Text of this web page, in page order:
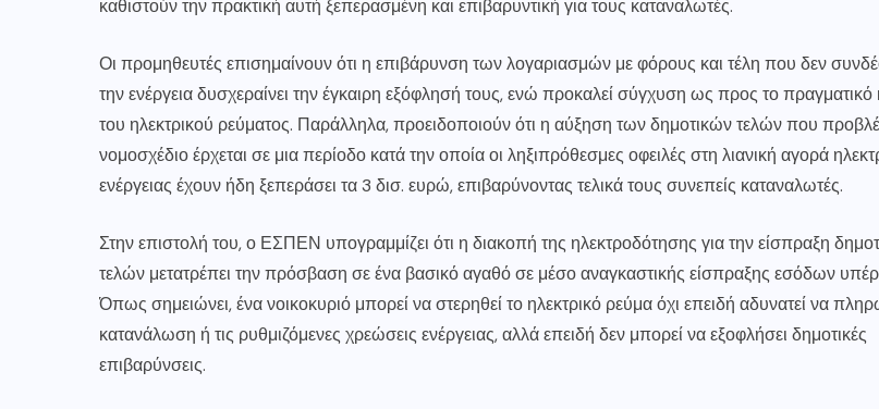
καθιστούν την πρακτική αυτή ξεπερασμένη και επιβαρυντική για τους καταναλωτές.
Οι προμηθευτές επισημαίνουν ότι η επιβάρυνση των λογαριασμών με φόρους και τέλη που δεν
την ενέργεια δυσχεραίνει την έγκαιρη εξόφλησή τους, ενώ προκαλεί σύγχυση ως προς το πραγματικό
του ηλεκτρικού ρεύματος. Παράλληλα, προειδοποιούν ότι η αύξηση των δημοτικών τελών που
νομοσχέδιο έρχεται σε μια περίοδο κατά την οποία οι ληξιπρόθεσμες οφειλές στη λιανική αγορά
ενέργειας έχουν ήδη ξεπεράσει τα 3 δισ. ευρώ, επιβαρύνοντας τελικά τους συνεπείς καταναλωτές.
Στην επιστολή του, ο ΕΣΠΕΝ υπογραμμίζει ότι η διακοπή της ηλεκτροδότησης για την είσπραξη
τελών μετατρέπει την πρόσβαση σε ένα βασικό αγαθό σε μέσο αναγκαστικής είσπραξης εσόδων υπέρ
Όπως σημειώνει, ένα νοικοκυριό μπορεί να στερηθεί το ηλεκτρικό ρεύμα όχι επειδή αδυνατεί να
κατανάλωση ή τις ρυθμιζόμενες χρεώσεις ενέργειας, αλλά επειδή δεν μπορεί να εξοφλήσει δημοτικές
επιβαρύνσεις.